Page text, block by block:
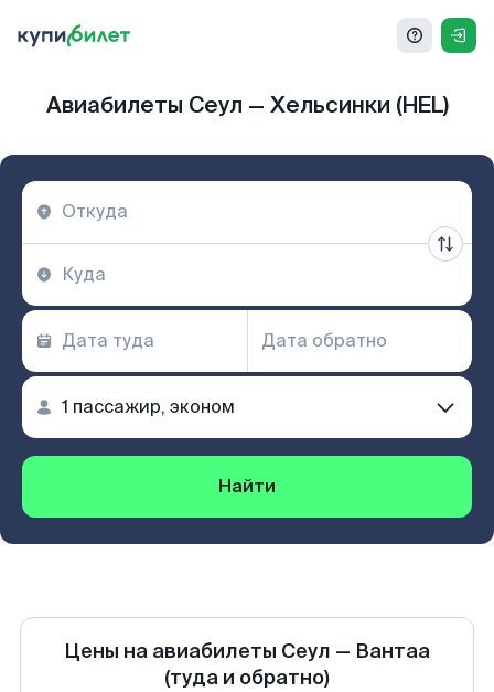
Авиабилеты Сеул — Хельсинки (HEL)
Найти
Цены на авиабилеты Сеул — Вантаа
(туда и обратно)